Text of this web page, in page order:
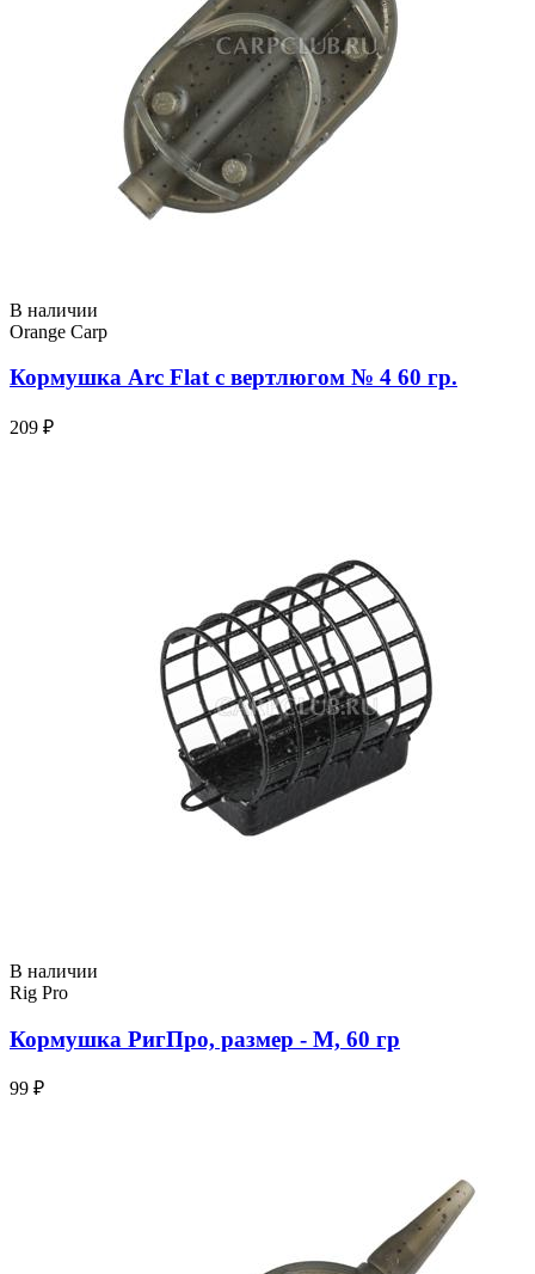
В наличии
Orange Carp
Кормушка Arc Flat с вертлюгом № 4 60 гр.
209 ₽
В наличии
Rig Pro
Кормушка РигПро, размер - M, 60 гр
99 ₽